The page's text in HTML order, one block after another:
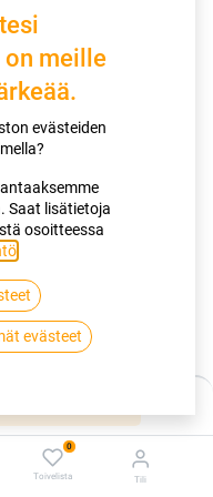
0
Toivelista Tili
PERFORMANCE 3 XL
3 XL
on meille
evästeiden
Saat lisätietoja
osoitteessa
evästeet